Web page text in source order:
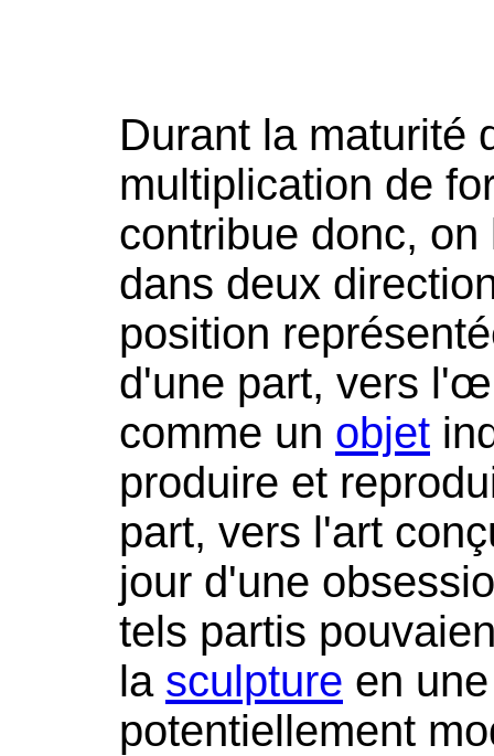
Durant la maturité
multiplication de
contribue donc,
dans deux
position
d'une part, vers
comme un objet
produire et
part, vers l'art
jour d'une
tels partis
la sculpture en
potentiellement